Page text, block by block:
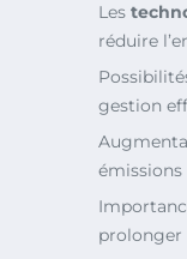
Les
réduire
gestion
émissions
prolonger